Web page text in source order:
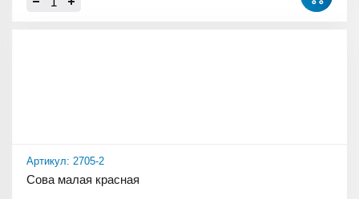
Артикул: 2705-2
Сова малая красная